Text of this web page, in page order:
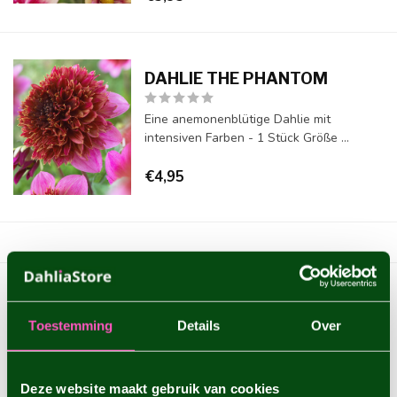
Toestemming Details Over
Deze website maakt gebruik van cookies
DAHLIE THE PHANTOM
Eine anemonenblütige Dahlie mit
intensiven Farben - 1 Stück Größe ...
€4,95